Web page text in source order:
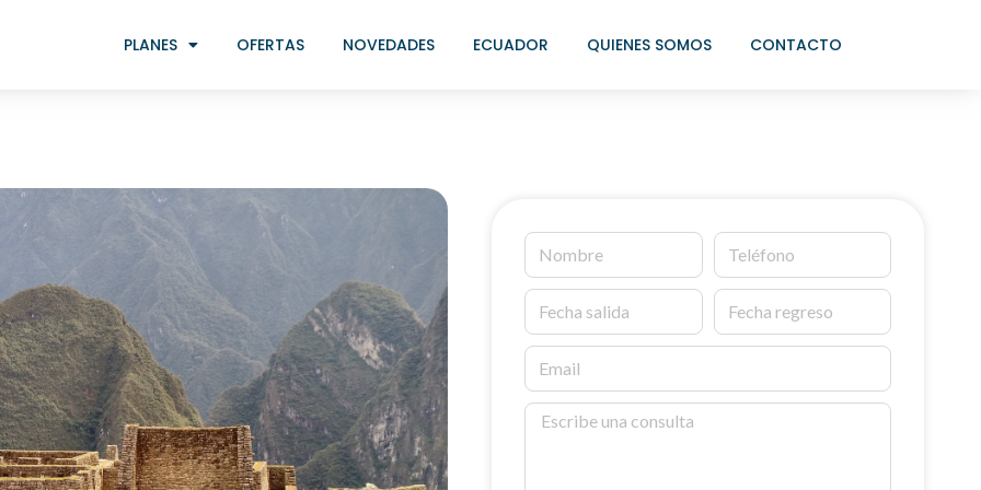
PLANES OFERTAS NOVEDADES ECUADOR QUIENES SOMOS CONTACTO